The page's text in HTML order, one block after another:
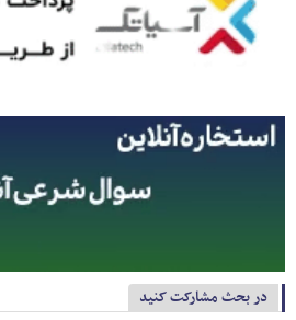
در بحث مشارکت کنید